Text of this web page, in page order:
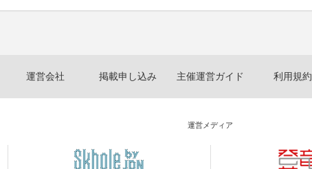
運営会社 掲載申し込み 主催運営ガイド 利用規約
運営メディア